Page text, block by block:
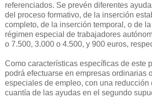
referenciados. Se prevén diferentes
del proceso formativo, de la inserción
completo, de la inserción temporal, o de
régimen especial de trabajadores
o 7.500, 3.000 o 4.500, y 900 euros,
Como características específicas de este
podrá efectuarse en empresas ordinarias
especiales de empleo, con una reducción
cuantía de las ayudas en el segundo